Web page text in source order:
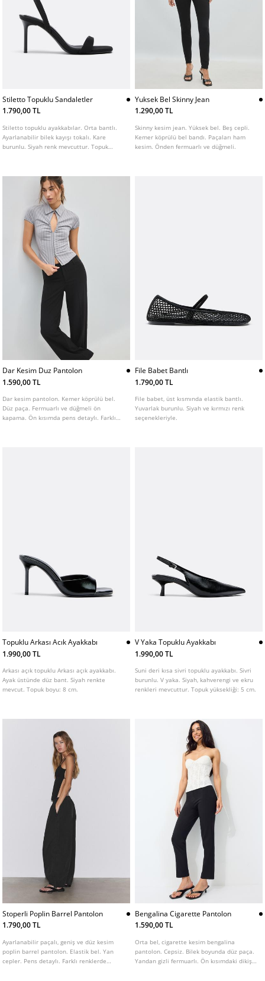
Stiletto Topuklu Sandaletler
1.790,00 TL
Stiletto topuklu ayakkabılar. Orta bantlı.
Ayarlanabilir bilek kayışı tokalı. Kare
burunlu. Siyah renk mevcuttur. Topuk
Yuksek Bel Skinny Jean
1.290,00 TL
Skinny kesim jean. Yüksek bel. Beş cepli.
Kemer köprülü bel bandı. Paçaları ham
kesim. Önden fermuarlı ve düğmeli.
Dar Kesim Duz Pantolon
1.590,00 TL
Dar kesim pantolon. Kemer köprülü bel.
Düz paça. Fermuarlı ve düğmeli ön
kapama. Ön kısımda pens detaylı. Farklı
File Babet Bantlı
1.790,00 TL
File babet, üst kısmında elastik bantlı.
Yuvarlak burunlu. Siyah ve kırmızı renk
seçenekleriyle.
Topuklu Arkası Acık Ayakkabı
1.990,00 TL
Arkası açık topuklu Arkası açık ayakkabı.
Ayak üstünde düz bant. Siyah renkte
mevcut. Topuk boyu: 8 cm.
V Yaka Topuklu Ayakkabı
1.990,00 TL
Suni deri kısa sivri topuklu ayakkabı. Sivri
burunlu. V yaka. Siyah, kahverengi ve ekru
renkleri mevcuttur. Topuk yüksekliği: 5 cm.
Stoperli Poplin Barrel Pantolon
1.790,00 TL
Ayarlanabilir paçalı, geniş ve düz kesim
poplin barrel pantolon. Elastik bel. Yan
cepler. Pens detaylı. Farklı renklerde
Bengalina Cigarette Pantolon
1.590,00 TL
Orta bel, cigarette kesim bengalina
pantolon. Cepsiz. Bilek boyunda düz paça.
Yandan gizli fermuarlı. Ön kısımdaki dikiş